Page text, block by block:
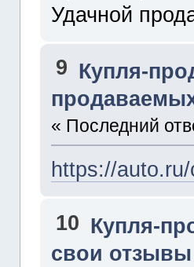
Удачной
9 Купля-
« Последний
https://
10 Купля-
свои